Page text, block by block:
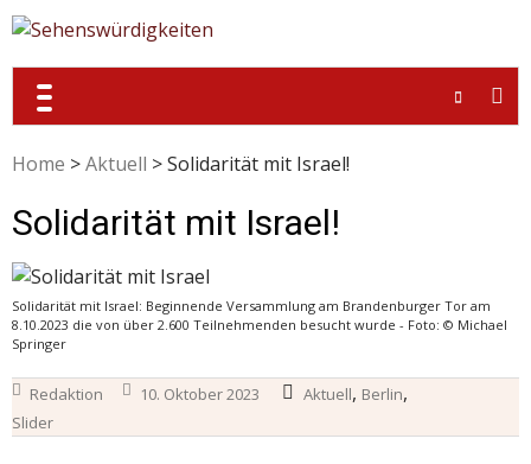
Home >Aktuell >Solidarität mit Israel!
Solidarität mit Israel!
Solidarität mit Israel: Beginnende Versammlung am Brandenburger Tor am
8.10.2023 die von über 2.600 Teilnehmenden besucht wurde - Foto: © Michael
Springer
Redaktion 10. Oktober 2023 Aktuell, Berlin,
Slider